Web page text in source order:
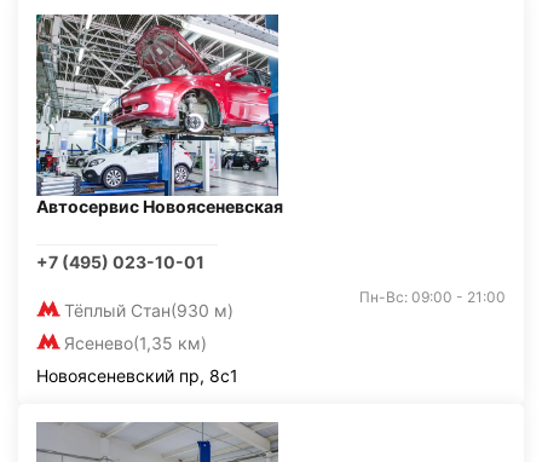
Автосервис Новоясеневская
+7 (495) 023-10-01
Тёплый Стан(930 м)
Ясенево(1,35 км)
Пн-Вс: 09:00 - 21:00
Новоясеневский пр, 8с1